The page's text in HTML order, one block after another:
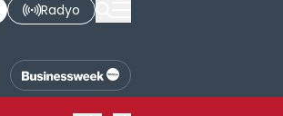
Radyo